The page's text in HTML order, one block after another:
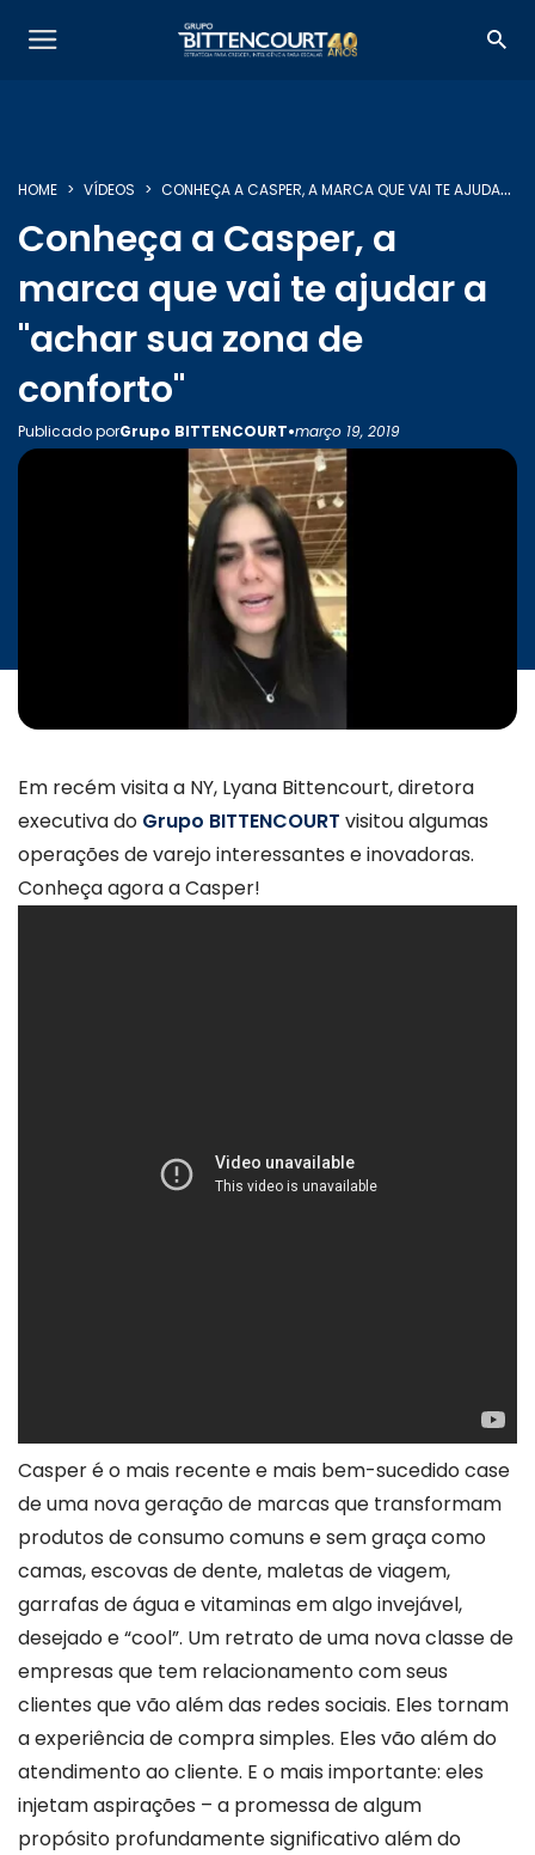
INSIGHTS
HOME VÍDEOS CONHEÇA A CASPER, A MARCA QUE VAI TE AJUDAR A "ACHAR SUA ZONA DE CONFORTO"
Conheça a Casper, a
marca que vai te ajudar a
"achar sua zona de
conforto"
Publicado porGrupo BITTENCOURT•março 19, 2019
Em recém visita a NY, Lyana Bittencourt, diretora
executiva do Grupo BITTENCOURT visitou algumas
operações de varejo interessantes e inovadoras.
Conheça agora a Casper!
Casper é o mais recente e mais bem-sucedido case
de uma nova geração de marcas que transformam
produtos de consumo comuns e sem graça como
camas, escovas de dente, maletas de viagem,
garrafas de água e vitaminas em algo invejável,
desejado e “cool”. Um retrato de uma nova classe de
empresas que tem relacionamento com seus
clientes que vão além das redes sociais. Eles tornam
a experiência de compra simples. Eles vão além do
atendimento ao cliente. E o mais importante: eles
injetam aspirações – a promessa de algum
propósito profundamente significativo além do